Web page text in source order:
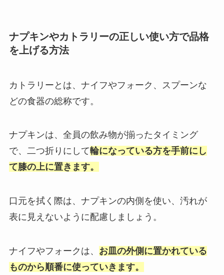
ナプキンやカトラリーの正しい使い方で品格
を上げる方法
カトラリーとは、ナイフやフォーク、スプーンな
どの食器の総称です。
ナプキンは、全員の飲み物が揃ったタイミング
で、二つ折りにして輪になっている方を手前にし
て膝の上に置きます。
口元を拭く際は、ナプキンの内側を使い、汚れが
表に見えないように配慮しましょう。
ナイフやフォークは、 お皿の外側に置かれている
ものから順番に使っていきます。